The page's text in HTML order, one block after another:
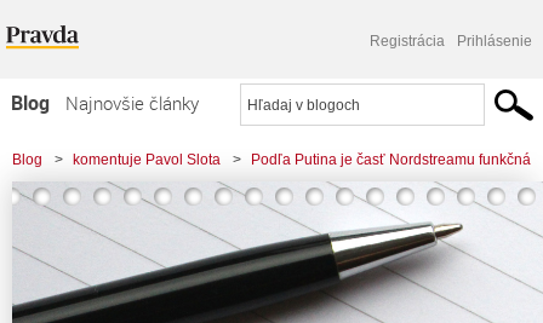
Registrácia Prihlásenie
Blog
Najnovšie články
Najčítanejšie články
Najkomentovanejšie články
Zoznam blogov
Komerčné blogy
Blog > komentuje Pavol Slota > Podľa Putina je časť Nordstreamu funkčná